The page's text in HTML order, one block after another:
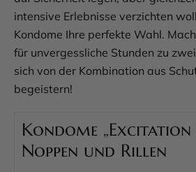
intensive Erlebnisse verzichten
Kondome Ihre perfekte Wahl.
für unvergessliche Stunden zu
sich von der Kombination aus
begeistern!
Kondome
Noppen und Rillen